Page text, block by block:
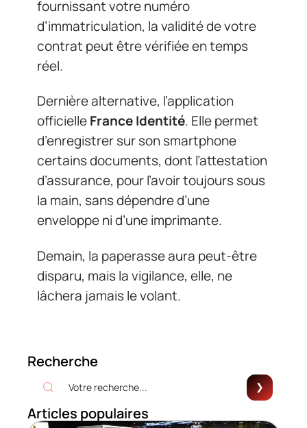
fournissant votre numéro
d’immatriculation, la validité de votre
contrat peut être vérifiée en temps
réel.
Dernière alternative, l’application
officielleFrance Identité. Elle permet
d’enregistrer sur son smartphone
certains documents, dont l’attestation
d’assurance, pour l’avoir toujours sous
la main, sans dépendre d’une
enveloppe ni d’une imprimante.
Demain, la paperasse aura peut-être
disparu, mais la vigilance, elle, ne
lâchera jamais le volant.
Recherche
Articles populaires